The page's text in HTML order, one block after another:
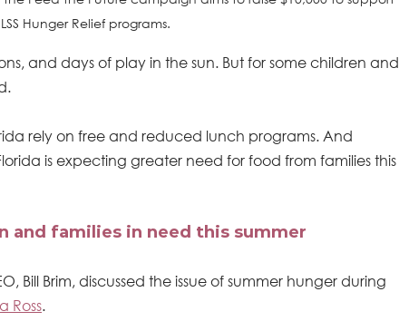
Hunger Relief programs.
and days of play in the sun. But for some children and
rely on free and reduced lunch programs. And
is expecting greater need for food from families this
and families in need this summer
Bill Brim, discussed the issue of summer hunger during
Ross.